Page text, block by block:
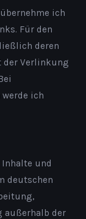
ich
Für den
deren
der Verlinkung
ich
und
deutschen
außerhalb der